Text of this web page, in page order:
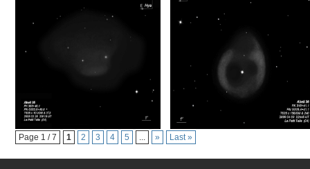
Page 1 / 7 1 2 3 4 5 ... » Last »